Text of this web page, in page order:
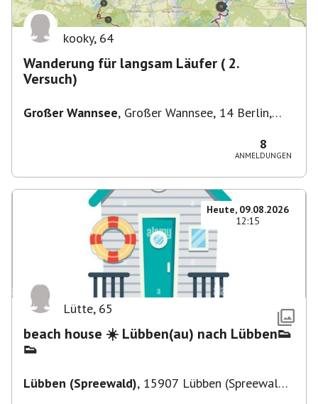
kooky, 64
Wanderung für langsam Läufer ( 2.
Versuch)
Großer Wannsee, Großer Wannsee, 14 Berlin,
8
ANMELDUNGEN
Heute, 09.08.2026
12:15
Lütte, 65
beach house ☀️ Lübben(au) nach Lübben👟
👟
Lübben (Spreewald), 15907 Lübben (Spreewald),